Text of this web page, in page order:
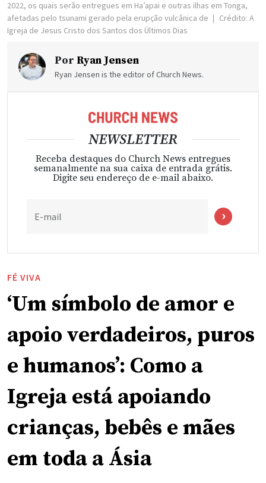
2022, os quais serão entregues em Ha’apai e outras ilhas em Tonga,
afetadas pelo tsunami gerado pela erupção vulcânica de
Crédito: A
Igreja de Jesus Cristo dos Santos dos Últimos Dias
Por Ryan Jensen
Ryan Jensen is the editor of Church News.
NEWSLETTER
Receba destaques do Church News entregues
semanalmente na sua caixa de entrada grátis.
Digite seu endereço de e-mail abaixo.
E-mail
FÉ VIVA
‘Um símbolo de amor e
apoio verdadeiros, puros
e humanos’: Como a
Igreja está apoiando
crianças, bebês e mães
em toda a Ásia